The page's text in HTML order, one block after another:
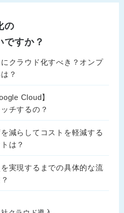
の
ですか？
クラウド化すべき？オンプ
？
Cloud】
チするの？
減らしてコストを軽減する
は？
実現するまでの具体的な流